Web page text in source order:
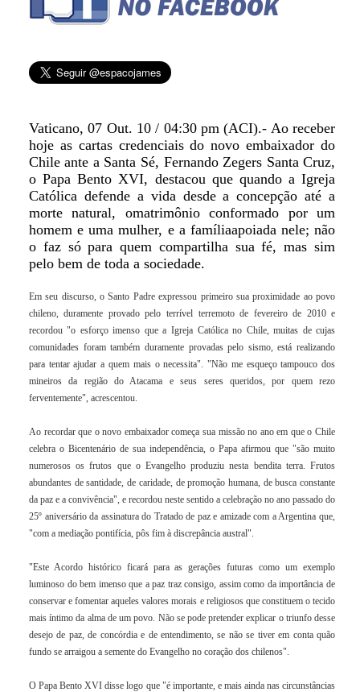
Vaticano, 07 Out. 10 / 04:30 pm (ACI).- Ao receber
hoje as cartas credenciais do novo embaixador do
Chile ante a Santa Sé, Fernando Zegers Santa Cruz,
o Papa Bento XVI, destacou que quando a Igreja
Católica defende a vida desde a concepção até a
morte natural, omatrimônio conformado por um
homem e uma mulher, e a famíliaapoiada nele; não
o faz só para quem compartilha sua fé, mas sim
pelo bem de toda a sociedade.
Em seu discurso, o Santo Padre expressou primeiro sua proximidade ao povo
chileno, duramente provado pelo terrível terremoto de fevereiro de 2010 e
recordou "o esforço imenso que a Igreja Católica no Chile, muitas de cujas
comunidades foram também duramente provadas pelo sismo, está realizando
para tentar ajudar a quem mais o necessita". "Não me esqueço tampouco dos
mineiros da região do Atacama e seus seres queridos, por quem rezo
ferventemente", acrescentou.
Ao recordar que o novo embaixador começa sua missão no ano em que o Chile
celebra o Bicentenário de sua independência, o Papa afirmou que "são muito
numerosos os frutos que o Evangelho produziu nesta bendita terra. Frutos
abundantes de santidade, de caridade, de promoção humana, de busca constante
da paz e a convivência", e recordou neste sentido a celebração no ano passado do
25º aniversário da assinatura do Tratado de paz e amizade com a Argentina que,
"com a mediação pontifícia, pôs fim à discrepância austral".
"Este Acordo histórico ficará para as gerações futuras como um exemplo
luminoso do bem imenso que a paz traz consigo, assim como da importância de
conservar e fomentar aqueles valores morais e religiosos que constituem o tecido
mais íntimo da alma de um povo. Não se pode pretender explicar o triunfo desse
desejo de paz, de concórdia e de entendimento, se não se tiver em conta quão
fundo se arraigou a semente do Evangelho no coração dos chilenos".
O Papa Bento XVI disse logo que "é importante, e mais ainda nas circunstâncias